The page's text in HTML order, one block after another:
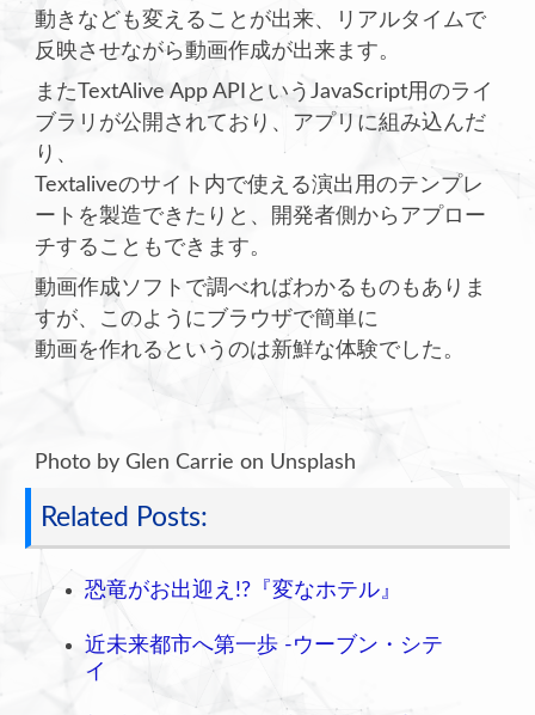
動きなども変えることが出来、リアルタイムで
反映させながら動画作成が出来ます。
またTextAlive App APIというJavaScript用のライ
ブラリが公開されており、アプリに組み込んだ
り、
Textaliveのサイト内で使える演出用のテンプレ
ートを製造できたりと、開発者側からアプロー
チすることもできます。
動画作成ソフトで調べればわかるものもありま
すが、このようにブラウザで簡単に
動画を作れるというのは新鮮な体験でした。
Photo by Glen Carrie on Unsplash
Related Posts:
恐竜がお出迎え!?『変なホテル』
近未来都市へ第一歩 -ウーブン・シテ
イ